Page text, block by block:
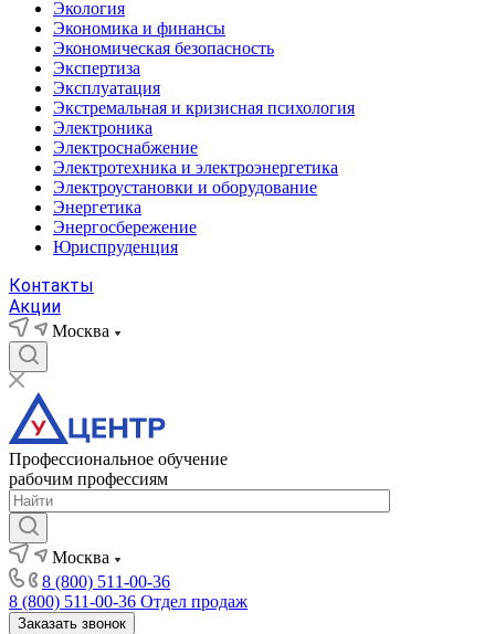
Экология
Экономика и финансы
Экономическая безопасность
Экспертиза
Эксплуатация
Экстремальная и кризисная психология
Электроника
Электроснабжение
Электротехника и электроэнергетика
Электроустановки и оборудование
Энергетика
Энергосбережение
Юриспруденция
Контакты
Акции
Москва
Профессиональное обучение
рабочим профессиям
Москва
8 (800) 511-00-36
8 (800) 511-00-36 Отдел продаж
Заказать звонок